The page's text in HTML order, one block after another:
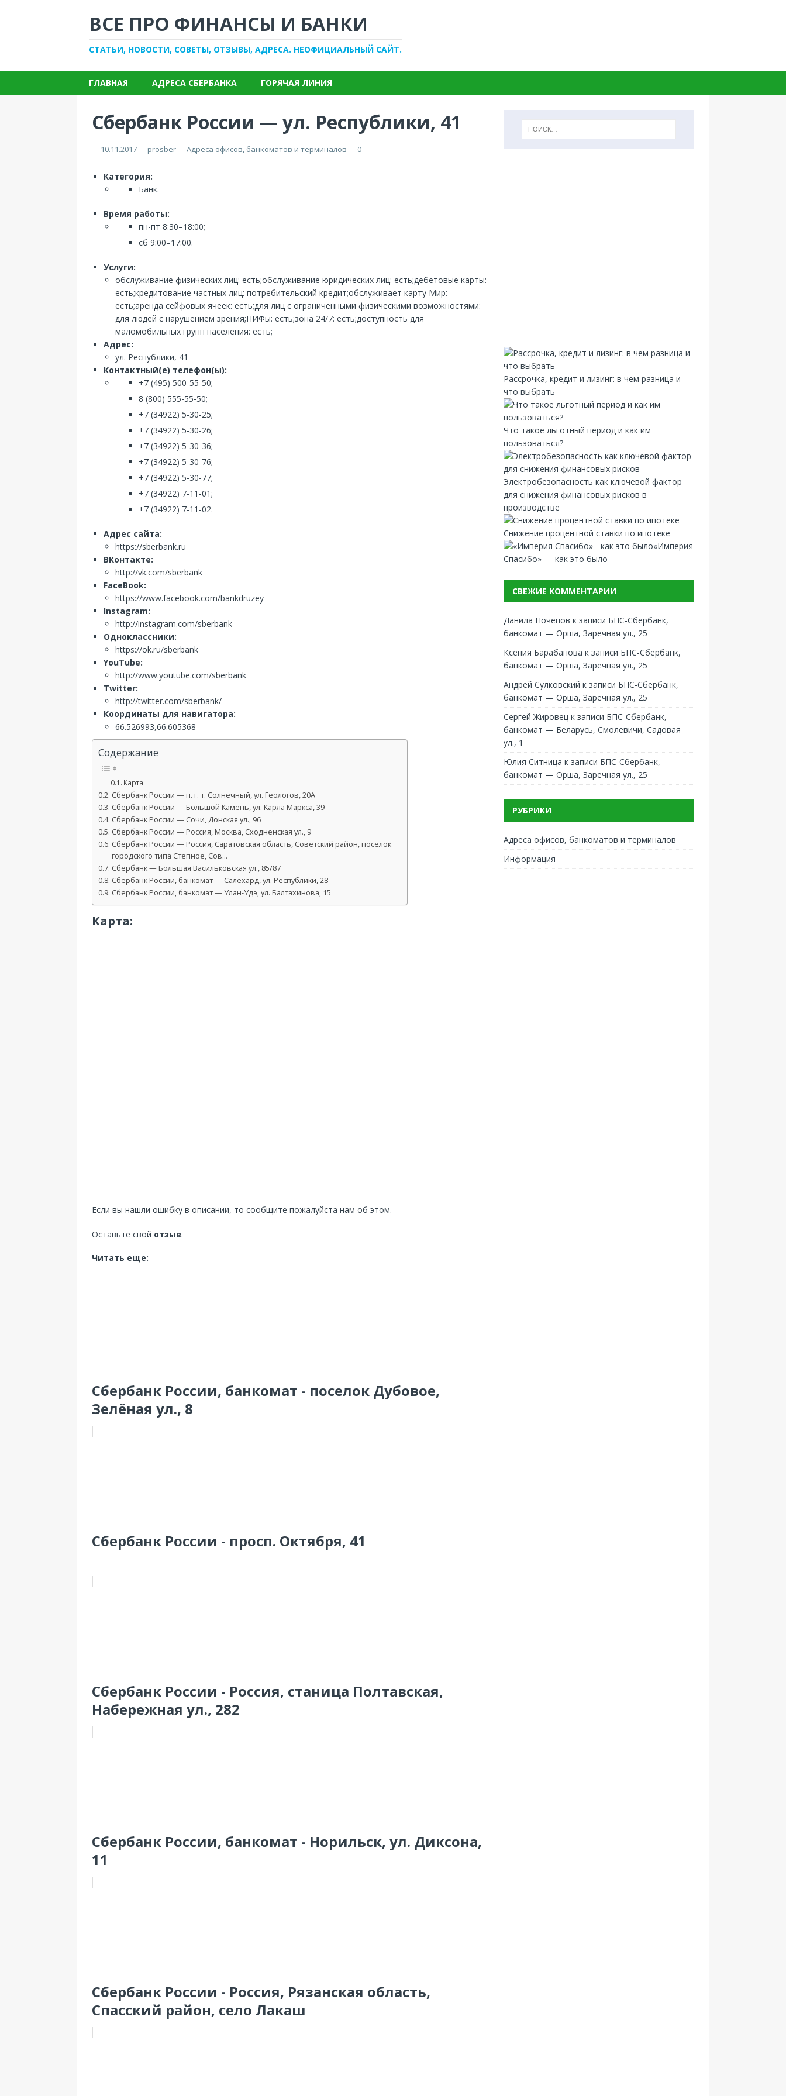
ВСЕ ПРО ФИНАНСЫ И БАНКИ
СТАТЬИ, НОВОСТИ, СОВЕТЫ, ОТЗЫВЫ, АДРЕСА. НЕОФИЦИАЛЬНЫЙ САЙТ.
ГЛАВНАЯ АДРЕСА СБЕРБАНКА ГОРЯЧАЯ ЛИНИЯ
Сбербанк России — ул. Республики, 41
10.11.2017 prosber Адреса офисов, банкоматов и терминалов 0
Категория:
Банк.
Время работы:
пн-пт 8:30–18:00;
сб 9:00–17:00.
Услуги:
обслуживание физических лиц: есть;обслуживание юридических лиц: есть;дебетовые карты:
есть;кредитование частных лиц: потребительский кредит;обслуживает карту Мир:
есть;аренда сейфовых ячеек: есть;для лиц с ограниченными физическими возможностями:
для людей с нарушением зрения;ПИФы: есть;зона 24/7: есть;доступность для
маломобильных групп населения: есть;
Адрес:
ул. Республики, 41
Контактный(е) телефон(ы):
+7 (495) 500-55-50;
8 (800) 555-55-50;
+7 (34922) 5-30-25;
+7 (34922) 5-30-26;
+7 (34922) 5-30-36;
+7 (34922) 5-30-76;
+7 (34922) 5-30-77;
+7 (34922) 7-11-01;
+7 (34922) 7-11-02.
Адрес сайта:
https://sberbank.ru
ВКонтакте:
http://vk.com/sberbank
FaceBook:
https://www.facebook.com/bankdruzey
Instagram:
http://instagram.com/sberbank
Одноклассники:
https://ok.ru/sberbank
YouTube:
http://www.youtube.com/sberbank
Twitter:
http://twitter.com/sberbank/
Координаты для навигатора:
66.526993,66.605368
Содержание
Карта:
Сбербанк России — п. г. т. Солнечный, ул. Геологов, 20А
Сбербанк России — Большой Камень, ул. Карла Маркса, 39
Сбербанк России — Сочи, Донская ул., 96
Сбербанк России — Россия, Москва, Сходненская ул., 9
Сбербанк России — Россия, Саратовская область, Советский район, поселок
городского типа Степное, Сов…
Сбербанк — Большая Васильковская ул., 85/87
Сбербанк России, банкомат — Салехард, ул. Республики, 28
Сбербанк России, банкомат — Улан-Удэ, ул. Балтахинова, 15
Карта:
Если вы нашли ошибку в описании, то сообщите пожалуйста нам об этом.
Оставьте свой отзыв.
Читать еще:
Сбербанк России, банкомат - поселок Дубовое,
Зелёная ул., 8
Сбербанк России - просп. Октября, 41
Сбербанк России - Россия, станица Полтавская,
Набережная ул., 282
Сбербанк России, банкомат - Норильск, ул. Диксона,
11
Сбербанк России - Россия, Рязанская область,
Спасский район, село Лакаш
Рассрочка, кредит и лизинг: в чем разница и
что выбрать
Что такое льготный период и как им
пользоваться?
Электробезопасность как ключевой фактор
для снижения финансовых рисков в
производстве
Снижение процентной ставки по ипотеке
«Империя
Спасибо» — как это было
СВЕЖИЕ КОММЕНТАРИИ
Данила Почепов к записи БПС-Сбербанк,
банкомат — Орша, Заречная ул., 25
Ксения Барабанова к записи БПС-Сбербанк,
банкомат — Орша, Заречная ул., 25
Андрей Сулковский к записи БПС-Сбербанк,
банкомат — Орша, Заречная ул., 25
Сергей Жировец к записи БПС-Сбербанк,
банкомат — Беларусь, Смолевичи, Садовая
ул., 1
Юлия Ситница к записи БПС-Сбербанк,
банкомат — Орша, Заречная ул., 25
РУБРИКИ
Адреса офисов, банкоматов и терминалов
Информация